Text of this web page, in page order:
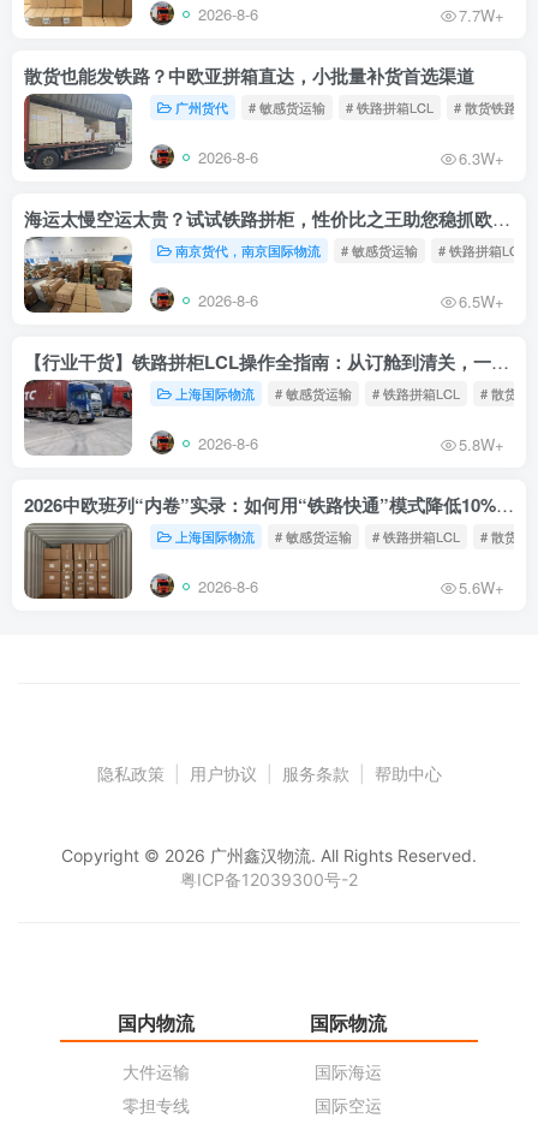
2026-8-6 7.7W+
散货也能发铁路？中欧亚拼箱直达，小批量补货首选渠道
广州货代 # 敏感货运输 # 铁路拼箱LCL # 散货铁路
2026-8-6 6.3W+
海运太慢空运太贵？试试铁路拼柜，性价比之王助您稳抓欧洲市场
南京货代，南京国际物流 # 敏感货运输 # 铁路拼箱LCL
2026-8-6 6.5W+
【行业干货】铁路拼柜LCL操作全指南：从订舱到清关，一文读懂
上海国际物流 # 敏感货运输 # 铁路拼箱LCL # 散货铁
2026-8-6 5.8W+
2026中欧班列“内卷”实录：如何用“铁路快通”模式降低10%物流成本？
上海国际物流 # 敏感货运输 # 铁路拼箱LCL # 散货铁
2026-8-6 5.6W+
隐私政策 用户协议 服务条款 帮助中心
Copyright © 2026 广州鑫汉物流. All Rights Reserved.
粤ICP备12039300号-2
国内物流
大件运输
零担专线
国际物流
国际海运
国际空运